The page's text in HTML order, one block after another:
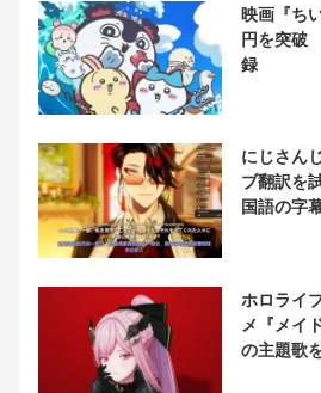
映画『ち
円を突破
録
にじさん
ブ翻訳を
国語の字
ホロライ
メ『メイ
の主題歌